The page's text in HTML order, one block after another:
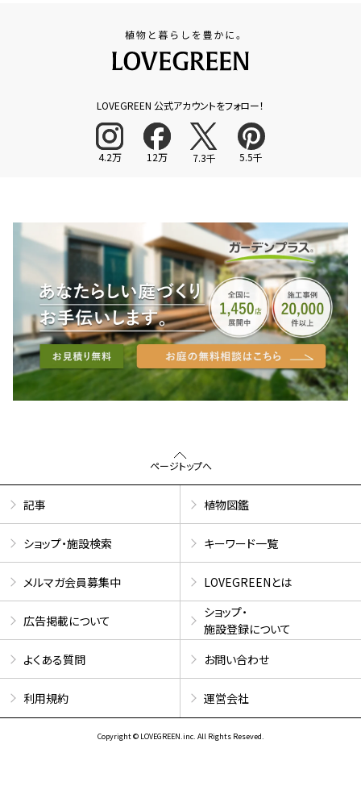
LOVEGREEN 公式アカウントをフォロー！
4.2万 12万 7.3千 5.5千
ページトップへ
記事 植物図鑑
ショップ・施設検索 キーワード一覧
メルマガ会員募集中 LOVEGREENとは
広告掲載について
ショップ・
施設登録について
よくある質問
お問い合わせ
利用規約 運営会社
Copyright © LOVEGREEN.inc. All Rights Reseved.